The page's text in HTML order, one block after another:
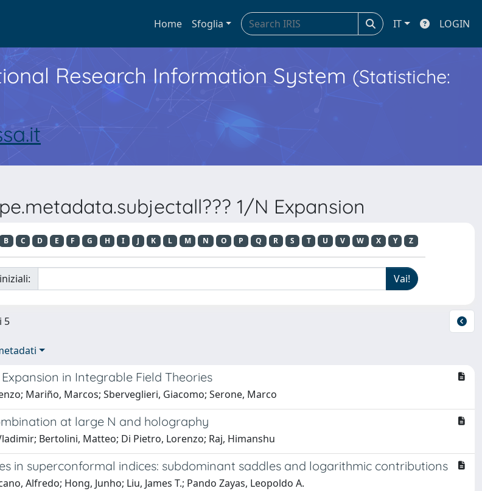
Home Sfoglia IT LOGIN
Research Information System (Statistiche:
1/N Expansion
B C D E F G H I J K L M N O P Q R S T U V W X Y Z
5
in Integrable Field Theories
Mariño, Marcos; Sberveglieri, Giacomo; Serone, Marco
at large N and holography
Bertolini, Matteo; Di Pietro, Lorenzo; Raj, Himanshu
in superconformal indices: subdominant saddles and logarithmic contributions
Alfredo; Hong, Junho; Liu, James T.; Pando Zayas, Leopoldo A.